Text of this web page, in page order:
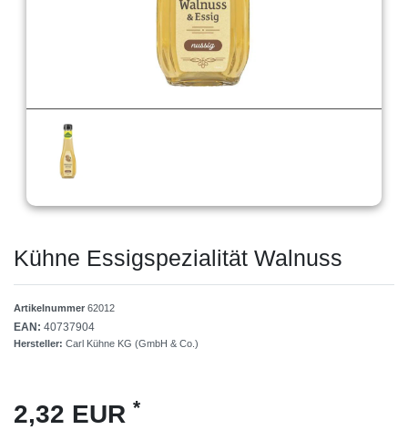
Kühne Essigspezialität Walnuss
Artikelnummer 62012
EAN: 40737904
Hersteller: Carl Kühne KG (GmbH & Co.)
2,32 EUR *